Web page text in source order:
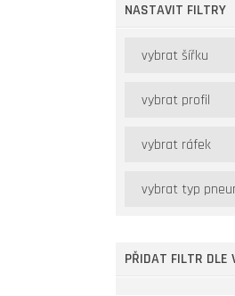
NASTAVIT FILTRY
PŘIDAT FILTR DLE